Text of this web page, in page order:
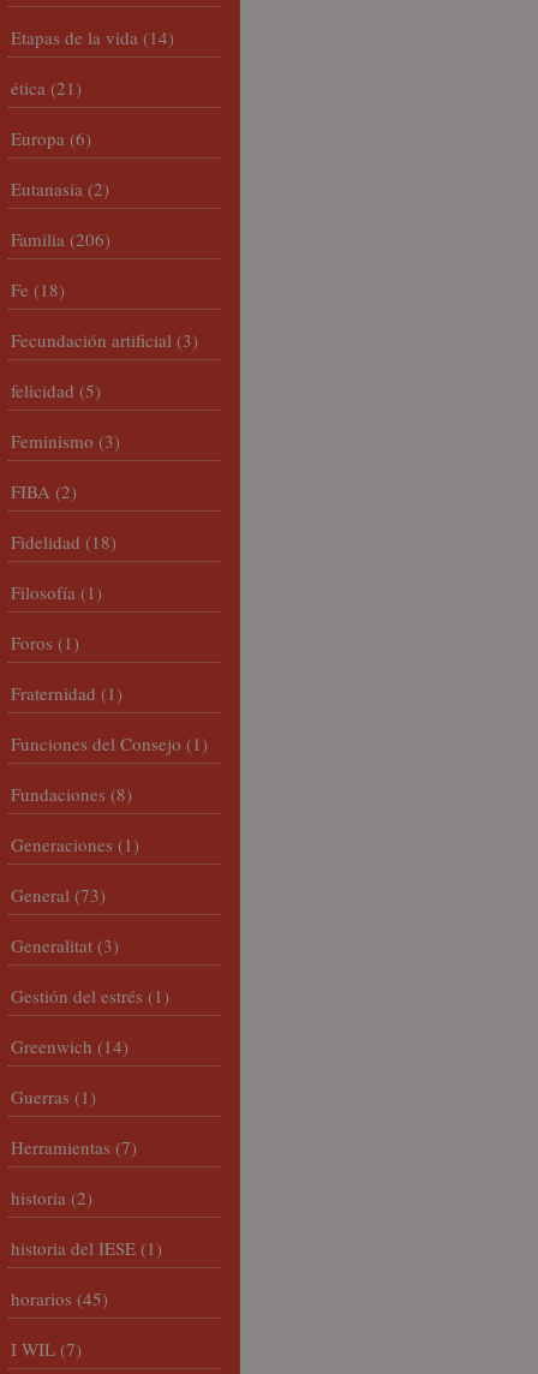
Etapas de la vida (14)
ética (21)
Europa (6)
Eutanasia (2)
Familia (206)
Fe (18)
Fecundación artificial (3)
felicidad (5)
Feminismo (3)
FIBA (2)
Fidelidad (18)
Filosofía (1)
Foros (1)
Fraternidad (1)
Funciones del Consejo (1)
Fundaciones (8)
Generaciones (1)
General (73)
Generalitat (3)
Gestión del estrés (1)
Greenwich (14)
Guerras (1)
Herramientas (7)
historia (2)
historia del IESE (1)
horarios (45)
I WIL (7)